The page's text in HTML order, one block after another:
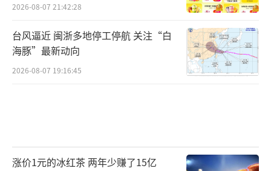
2026-08-07 21:42:28
台风逼近 闽浙多地停工停航 关注“白
海豚”最新动向
2026-08-07 19:16:45
涨价1元的冰红茶 两年少赚了15亿